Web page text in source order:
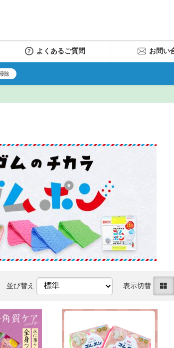
よくあるご質問 お問い
除
並び替え 表示切替